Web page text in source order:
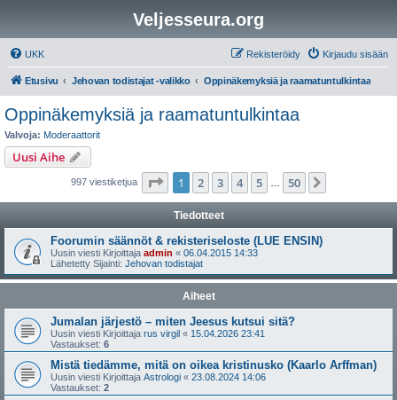
Veljesseura.org
UKK Kirjaudu sisään
Rekisteröidy
Etusivu Jehovan todistajat -valikko Oppinäkemyksiä ja raamatuntulkintaa
Oppinäkemyksiä ja raamatuntulkintaa
Valvoja: Moderaattorit
Uusi Aihe
997 viestiketjua Sivu /50
1 2 3 4 5 50
Tiedotteet
Foorumin säännöt & rekisteriseloste (LUE ENSIN)
Uusin viesti Kirjoittaja admin « 06.04.2015 14:33
Lähetetty Sijainti: Jehovan todistajat
Aiheet
Jumalan järjestö – miten Jeesus kutsui sitä?
Uusin viesti Kirjoittaja rus virgil « 15.04.2026 23:41
Vastaukset: 6
Mistä tiedämme, mitä on oikea kristinusko (Kaarlo Arffman)
Uusin viesti Kirjoittaja Astrologi « 23.08.2024 14:06
Vastaukset: 2